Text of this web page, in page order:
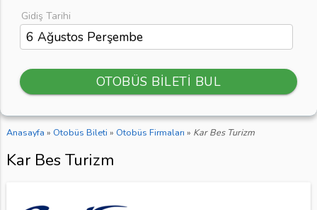
Gidiş Tarihi
OTOBÜS BİLETİ BUL
Anasayfa » Otobüs Bileti » Otobüs Firmaları » Kar Bes Turizm
Kar Bes Turizm